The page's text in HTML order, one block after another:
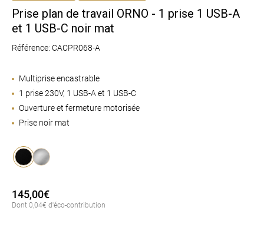
Prise plan de travail ORNO - 1 prise 1 USB-A
et 1 USB-C noir mat
Référence: CACPR068-A
Multiprise encastrable
1 prise 230V, 1 USB-A et 1 USB-C
Ouverture et fermeture motorisée
Prise noir mat
NoirInox
145,00€
Dont 0,04€ d'éco-contribution